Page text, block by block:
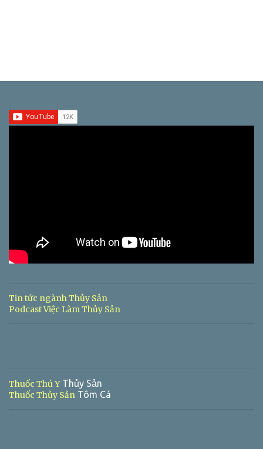
Tin tức ngành Thủy Sản
Podcast Việc Làm Thủy Sản
Thuốc Thú YThủy Sản
Thuốc Thủy Sản Tôm Cá